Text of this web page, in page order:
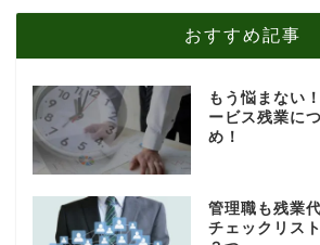
おすすめ記事
もう悩まない
ービス残業に
め！
管理職も残業
チェックリス